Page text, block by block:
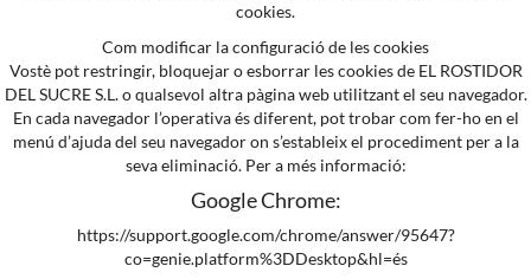
cookies.
Com modificar la configuració de les cookies
Vostè pot restringir, bloquejar o esborrar les cookies de EL ROSTIDOR
DEL SUCRE S.L. o qualsevol altra pàgina web utilitzant el seu navegador.
En cada navegador l’operativa és diferent, pot trobar com fer-ho en el
menú d’ajuda del seu navegador on s’estableix el procediment per a la
seva eliminació. Per a més informació:
Google Chrome:
https://support.google.com/chrome/answer/95647?
co=genie.platform%3DDesktop&hl=és